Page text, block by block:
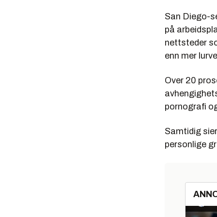
San Diego-
på
nettsteder
enn mer
Over 20
pornografi
Samtidig
personlige